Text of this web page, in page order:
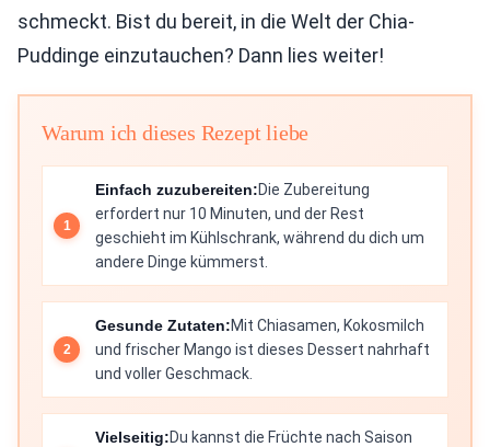
schmeckt. Bist du bereit, in die Welt der Chia-
Puddinge einzutauchen? Dann lies weiter!
Warum ich dieses Rezept liebe
Einfach zuzubereiten:Die Zubereitung
erfordert nur 10 Minuten, und der Rest
geschieht im Kühlschrank, während du dich um
andere Dinge kümmerst.
Gesunde Zutaten:Mit Chiasamen, Kokosmilch
und frischer Mango ist dieses Dessert nahrhaft
und voller Geschmack.
Vielseitig:Du kannst die Früchte nach Saison